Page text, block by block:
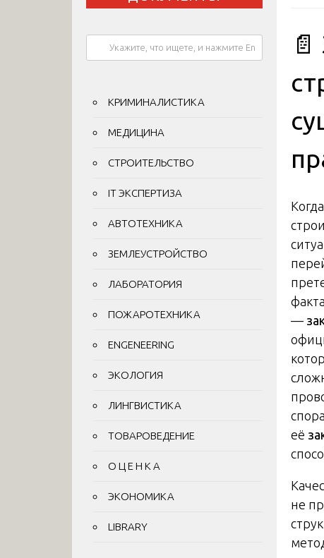
—
её
не
КРИМИНАЛИСТИКА
МЕДИЦИНА
СТРОИТЕЛЬСТВО
IT ЭКСПЕРТИЗА
АВТОТЕХНИКА
ЗЕМЛЕУСТРОЙСТВО
ЛАБОРАТОРИЯ
ПОЖАРОТЕХНИКА
ENGENEERING
ЭКОЛОГИЯ
ЛИНГВИСТИКА
ТОВАРОВЕДЕНИЕ
О Ц Е Н К А
ЭКОНОМИКА
LIBRARY